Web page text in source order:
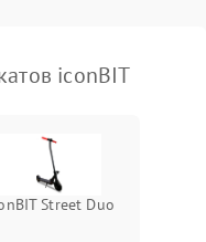
iconBIT
Street Duo